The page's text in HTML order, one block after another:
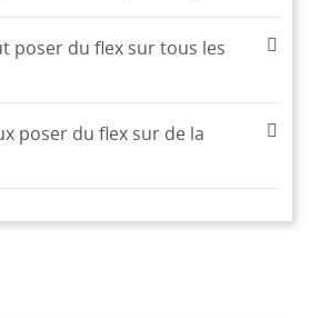
poser du flex sur tous les
poser du flex sur de la
add_circle_outlineCréer une nouvelle liste
((modalDeleteText))
pour ajouter des produits à